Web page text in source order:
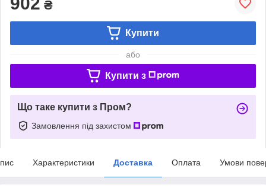
₴
Купити
або
Купити з
Що таке купити з Пром?
Замовлення під захистом
Характеристики Доставка Оплата Умови